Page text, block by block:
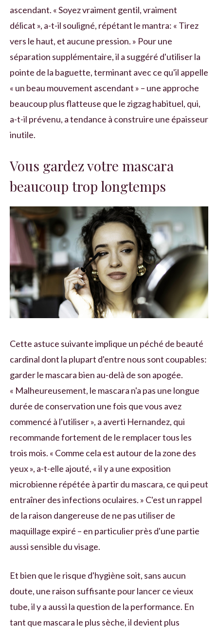
ascendant. « Soyez vraiment gentil, vraiment
délicat », a-t-il souligné, répétant le mantra: « Tirez
vers le haut, et aucune pression. » Pour une
séparation supplémentaire, il a suggéré d'utiliser la
pointe de la baguette, terminant avec ce qu'il appelle
« un beau mouvement ascendant » – une approche
beaucoup plus flatteuse que le zigzag habituel, qui,
a-t-il prévenu, a tendance à construire une épaisseur
inutile.
Vous gardez votre mascara
beaucoup trop longtemps
Cette astuce suivante implique un péché de beauté
cardinal dont la plupart d'entre nous sont coupables:
garder le mascara bien au-delà de son apogée.
« Malheureusement, le mascara n'a pas une longue
durée de conservation une fois que vous avez
commencé à l'utiliser », a averti Hernandez, qui
recommande fortement de le remplacer tous les
trois mois. « Comme cela est autour de la zone des
yeux », a-t-elle ajouté, « il y a une exposition
microbienne répétée à partir du mascara, ce qui peut
entraîner des infections oculaires. » C'est un rappel
de la raison dangereuse de ne pas utiliser de
maquillage expiré – en particulier près d'une partie
aussi sensible du visage.
Et bien que le risque d'hygiène soit, sans aucun
doute, une raison suffisante pour lancer ce vieux
tube, il y a aussi la question de la performance. En
tant que mascara le plus sèche, il devient plus